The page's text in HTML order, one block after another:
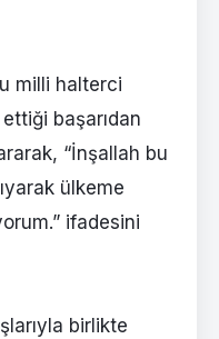
milli halterci
başarıdan
“İnşallah bu
ülkeme
ifadesini
birlikte